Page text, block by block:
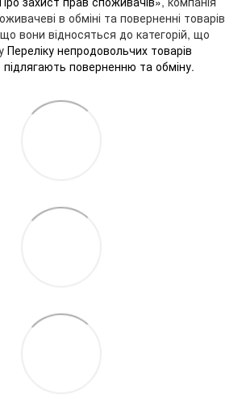
в обміні та поверненні товарів
вони відносяться до категорій, що
Переліку непродовольчих товарів
підлягають поверненню та обміну.